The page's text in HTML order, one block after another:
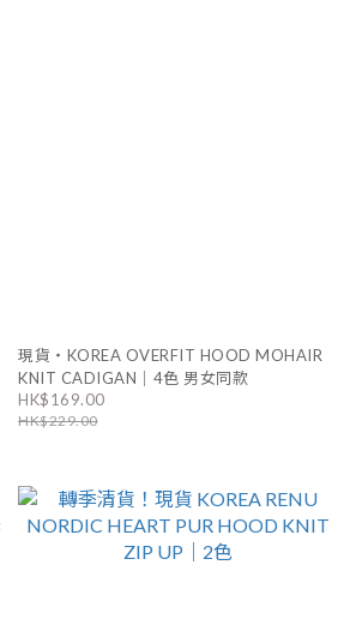
現貨・KOREA OVERFIT HOOD MOHAIR
KNIT CADIGAN｜4色 男女同款
HK$169.00
HK$229.00